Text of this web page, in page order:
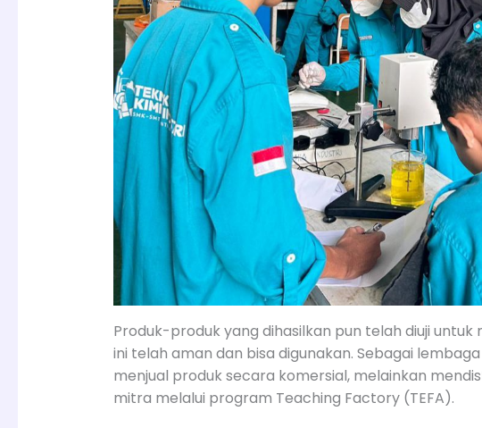
Produk-produk yang dihasilkan pun telah diuji
ini telah aman dan bisa digunakan. Sebagai
menjual produk secara komersial, melainkan
mitra melalui program Teaching Factory (TEFA).